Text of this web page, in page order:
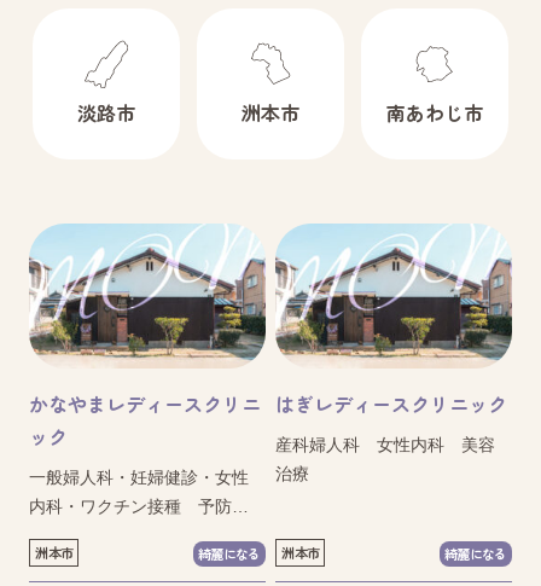
淡路市 洲本市 南あわじ市
かなやまレディースクリニ
ック
一般婦人科・妊婦健診・女性
内科・ワクチン接種 予防接
種
洲本市
綺麗になる
はぎレディースクリニック
産科婦人科 女性内科 美容
治療
洲本市 綺麗になる